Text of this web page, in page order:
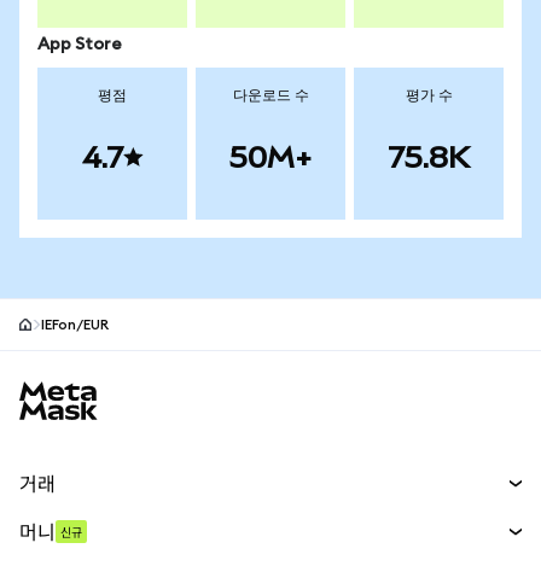
App Store
평점
4.7
다운로드 수
50M+
평가 수
75.8K
IEFon/EUR
거래
머니 신규